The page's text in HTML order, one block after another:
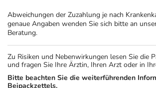
Abweichungen der Zuzahlung je nach
genaue Angaben wenden Sie sich bitte an
Beratung.
Zu Risiken und Nebenwirkungen lesen Sie die
und fragen Sie Ihre Ärztin, Ihren Arzt oder in
Bitte beachten Sie die weiterführenden
Beipackzettels.